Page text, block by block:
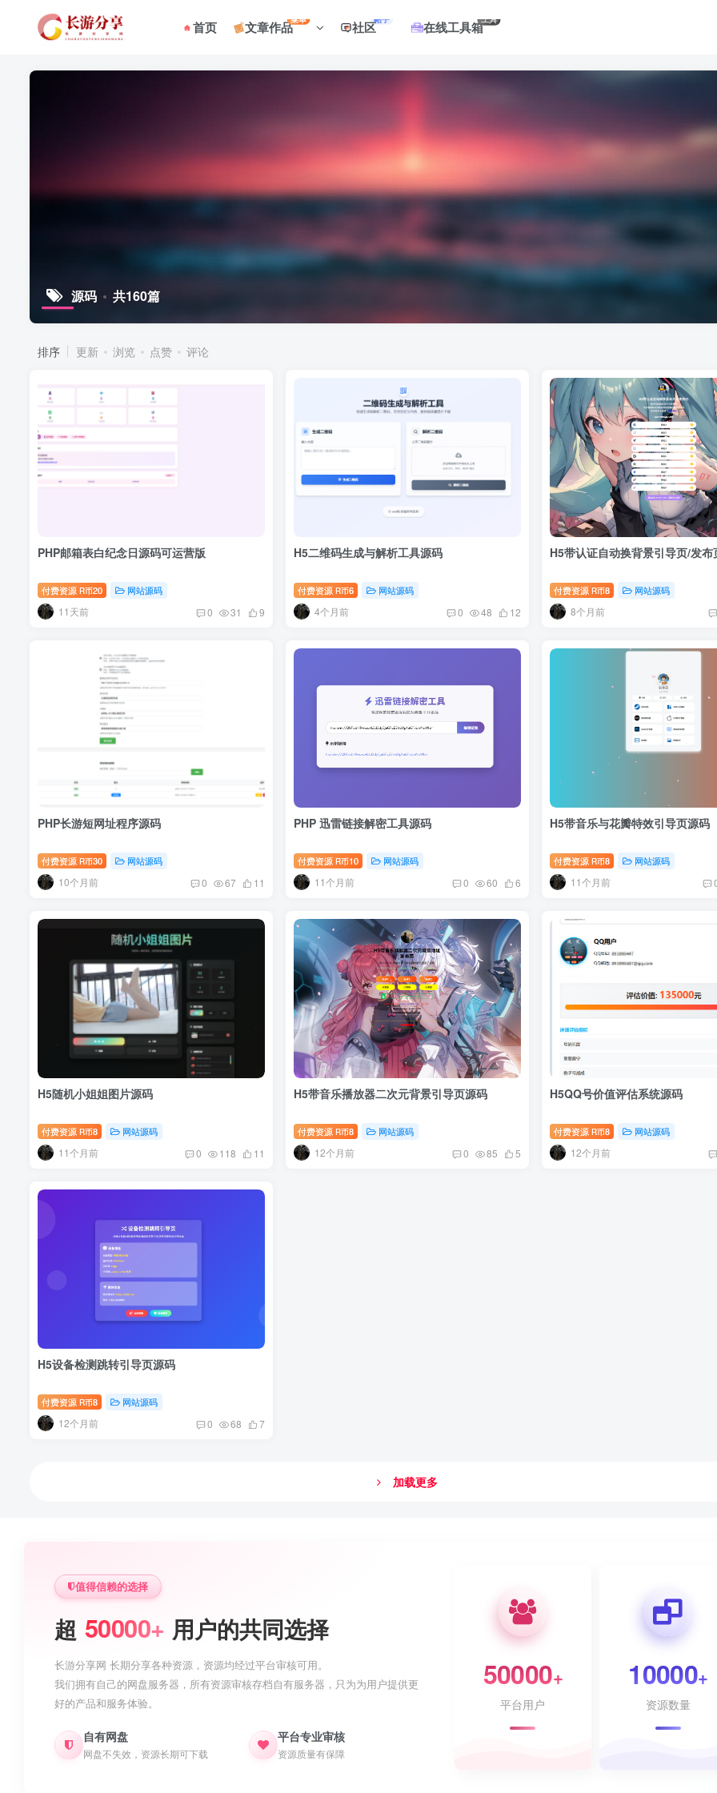
首页 文章作品菜单 社区帖子 在线工具箱工具
源码 共160篇
排序 更新 浏览 点赞 评论
PHP邮箱表白纪念日源码可运营版
付费资源 R币20 网站源码
11天前 0 31 9
H5二维码生成与解析工具源码
付费资源 R币6 网站源码
4个月前 0 48 12
H5带认证自动换背景引导页/发布
付费资源 R币8 网站源码
8个月前
PHP长游短网址程序源码
付费资源 R币30 网站源码
10个月前 0 67 11
PHP 迅雷链接解密工具源码
付费资源 R币10 网站源码
11个月前 0 60 6
H5带音乐与花瓣特效引导页源码
付费资源 R币8 网站源码
11个月前
H5随机小姐姐图片源码
付费资源 R币8 网站源码
11个月前 0 118 11
H5带音乐播放器二次元背景引导页源码
付费资源 R币8 网站源码
12个月前 0 85 5
H5QQ号价值评估系统源码
付费资源 R币8 网站源码
12个月前
H5设备检测跳转引导页源码
付费资源 R币8 网站源码
12个月前 0 68 7
加载更多
值得信赖的选择
超 50000+ 用户的共同选择
长游分享网 长期分享各种资源，资源均经过平台审核可用。
我们拥有自己的网盘服务器，所有资源审核存档自有服务器，只为为用户提供更
好的产品和服务体验。
自有网盘
网盘不失效，资源长期可下载
平台专业审核
资源质量有保障
50000+
平台用户
10000+
资源数量